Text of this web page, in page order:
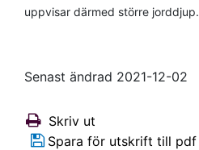
uppvisar därmed större jorddjup.
Senast ändrad 2021-12-02
Skriv ut
Spara för utskrift till pdf